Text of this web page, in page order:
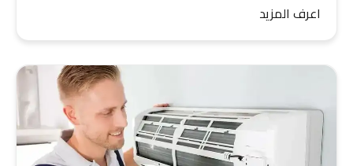
اعرف المزيد